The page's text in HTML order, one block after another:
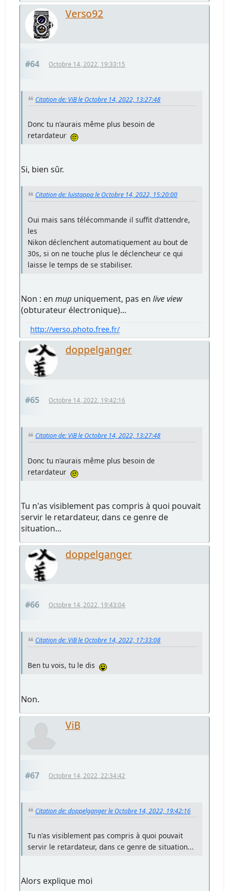
Verso92
#64 Octobre 14, 2022, 19:33:15
Citation de: ViB le Octobre 14, 2022, 13:27:48
Donc tu n'aurais même plus besoin de
retardateur
Si, bien sûr.
Citation de: luistappa le Octobre 14, 2022, 15:20:00
Oui mais sans télécommande il suffit d'attendre,
les
Nikon déclenchent automatiquement au bout de
30s, si on ne touche plus le déclencheur ce qui
laisse le temps de se stabiliser.
Non : enmup uniquement, pas enlive view
(obturateur électronique)...
http://verso.photo.free.fr/
doppelganger
#65 Octobre 14, 2022, 19:42:16
Citation de: ViB le Octobre 14, 2022, 13:27:48
Donc tu n'aurais même plus besoin de
retardateur
Tu n'as visiblement pas compris à quoi pouvait
servir le retardateur, dans ce genre de
situation...
doppelganger
#66 Octobre 14, 2022, 19:43:04
Citation de: ViB le Octobre 14, 2022, 17:33:08
Ben tu vois, tu le dis
Non.
ViB
#67 Octobre 14, 2022, 22:34:42
Citation de: doppelganger le Octobre 14, 2022, 19:42:16
Tu n'as visiblement pas compris à quoi pouvait
servir le retardateur, dans ce genre de situation...
Alors explique moi